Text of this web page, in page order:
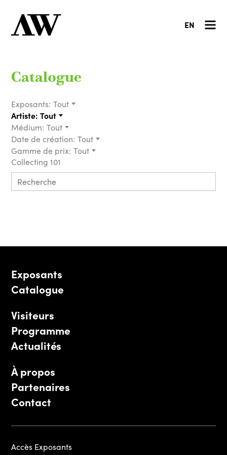
EN
Catalogue
Exposants: Tout
Artiste: Tout
Médium: Tout
Date de création: Tout
Gamme de prix: Tout
Collecting 101
Exposants
Catalogue
Visiteurs
Programme
Actualités
À propos
Partenaires
Contact
Accès Exposants